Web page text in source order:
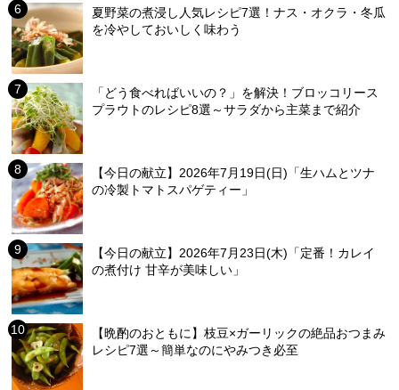
夏野菜の煮浸し人気レシピ7選！ナス・オクラ・冬瓜
を冷やしておいしく味わう
「どう食べればいいの？」を解決！ブロッコリース
プラウトのレシピ8選～サラダから主菜まで紹介
【今日の献立】2026年7月19日(日)「生ハムとツナ
の冷製トマトスパゲティー」
【今日の献立】2026年7月23日(木)「定番！カレイ
の煮付け 甘辛が美味しい」
【晩酌のおともに】枝豆×ガーリックの絶品おつまみ
レシピ7選～簡単なのにやみつき必至